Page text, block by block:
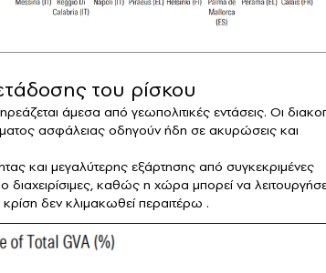
του ρίσκου
άμεσα από γεωπολιτικές εντάσεις. Οι
ασφάλειας οδηγούν ήδη σε ακυρώσεις και
και μεγαλύτερης εξάρτησης από συγκεκριμένες
διαχειρίσιμες, καθώς η χώρα μπορεί να
δεν κλιμακωθεί περαιτέρω .